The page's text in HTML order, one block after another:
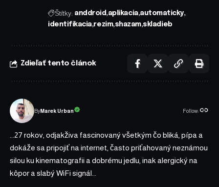
Štítky: anddroid aplikacia automaticky
identifikacia rezim shazam skladieb
Zdieľať tento článok
ByMarek Urban Follow:
...27 rokov, odjakživa fascinovaný všetkým čo bliká, pípa a
dokáže sa pripojiť na internet, často priťahovaný neznámou
silou ku kinematografii a dobrému jedlu, inak alergický na
kôpor a slabý WiFi signál...